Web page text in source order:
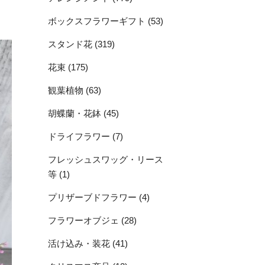
ボックスフラワーギフト (53)
スタンド花 (319)
花束 (175)
観葉植物 (63)
胡蝶蘭・花鉢 (45)
ドライフラワー (7)
フレッシュスワッグ・リース
等 (1)
プリザーブドフラワー (4)
フラワーオブジェ (28)
活け込み・装花 (41)